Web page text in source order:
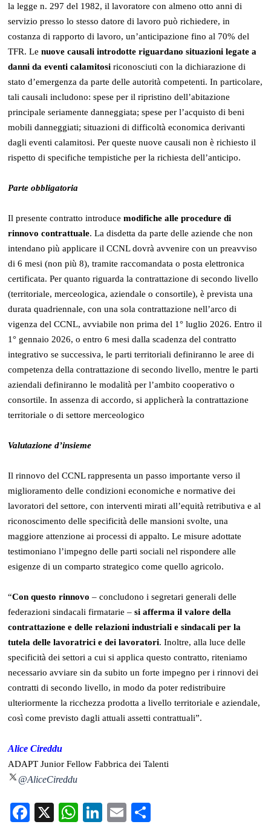
la legge n. 297 del 1982, il lavoratore con almeno otto anni di
servizio presso lo stesso datore di lavoro può richiedere, in
costanza di rapporto di lavoro, un’anticipazione fino al 70% del
TFR. Lenuove causali introdotte riguardano situazioni legate a
danni da eventi calamitosi riconosciuti con la dichiarazione di
stato d’emergenza da parte delle autorità competenti. In particolare,
tali causali includono: spese per il ripristino dell’abitazione
principale seriamente danneggiata; spese per l’acquisto di beni
mobili danneggiati; situazioni di difficoltà economica derivanti
dagli eventi calamitosi. Per queste nuove causali non è richiesto il
rispetto di specifiche tempistiche per la richiesta dell’anticipo.
Parte obbligatoria
Il presente contratto introducemodifiche alle procedure di
rinnovo contrattuale. La disdetta da parte delle aziende che non
intendano più applicare il CCNL dovrà avvenire con un preavviso
di 6 mesi (non più 8), tramite raccomandata o posta elettronica
certificata. Per quanto riguarda la contrattazione di secondo livello
(territoriale, merceologica, aziendale o consortile), è prevista una
durata quadriennale, con una sola contrattazione nell’arco di
vigenza del CCNL, avviabile non prima del 1° luglio 2026. Entro il
1° gennaio 2026, o entro 6 mesi dalla scadenza del contratto
integrativo se successiva, le parti territoriali definiranno le aree di
competenza della contrattazione di secondo livello, mentre le parti
aziendali definiranno le modalità per l’ambito cooperativo o
consortile. In assenza di accordo, si applicherà la contrattazione
territoriale o di settore merceologico
Valutazione d’insieme
Il rinnovo del CCNL rappresenta un passo importante verso il
miglioramento delle condizioni economiche e normative dei
lavoratori del settore, con interventi mirati all’equità retributiva e al
riconoscimento delle specificità delle mansioni svolte, una
maggiore attenzione ai processi di appalto. Le misure adottate
testimoniano l’impegno delle parti sociali nel rispondere alle
esigenze di un comparto strategico come quello agricolo.
“Con questo rinnovo – concludono i segretari generali delle
federazioni sindacali firmatarie –si afferma il valore della
contrattazione e delle relazioni industriali e sindacali per la
tutela delle lavoratrici e dei lavoratori. Inoltre, alla luce delle
specificità dei settori a cui si applica questo contratto, riteniamo
necessario avviare sin da subito un forte impegno per i rinnovi dei
contratti di secondo livello, in modo da poter redistribuire
ulteriormente la ricchezza prodotta a livello territoriale e aziendale,
così come previsto dagli attuali assetti contrattuali”.
Alice Cireddu
ADAPT Junior Fellow Fabbrica dei Talenti
@AliceCireddu
Facebook
X WhatsApp
LinkedIn
Email